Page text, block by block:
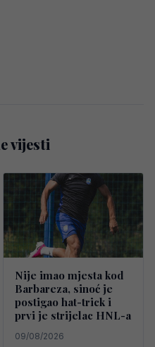
vijesti
Nije imao mjesta kod
Barbareza, sinoć je
postigao hat-trick i
prvi je strijelac HNL-a
09/08/2026